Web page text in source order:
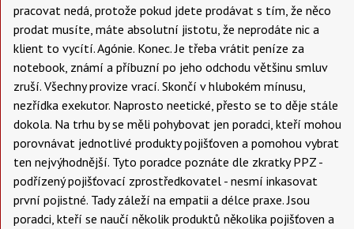
pracovat nedá, protože pokud jdete prodávat s tím, že něco
prodat musíte, máte absolutní jistotu, že neprodáte nic a
klient to vycítí. Agónie. Konec. Je třeba vrátit peníze za
notebook, známí a příbuzní po jeho odchodu většinu smluv
zruší. Všechny provize vrací. Skončí v hlubokém mínusu,
nezřídka exekutor. Naprosto neetické, přesto se to děje stále
dokola. Na trhu by se měli pohybovat jen poradci, kteří mohou
porovnávat jednotlivé produkty pojišťoven a pomohou vybrat
ten nejvýhodnější. Tyto poradce poznáte dle zkratky PPZ -
podřízený pojišťovací zprostředkovatel - nesmí inkasovat
první pojistné. Tady záleží na empatii a délce praxe. Jsou
poradci, kteří se naučí několik produktů několika pojišťoven a